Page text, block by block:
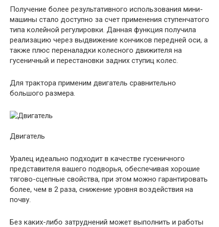
Получение более результативного использования мини-
машины стало доступно за счет применения ступенчатого
типа колейной регулировки. Данная функция получила
реализацию через выдвижение кончиков передней оси, а
также плюс переналадки колесного движителя на
гусеничный и перестановки задних ступиц колес.
Для трактора применим двигатель сравнительно
большого размера.
Двигатель
Уралец идеально подходит в качестве гусеничного
представителя вашего подворья, обеспечивая хорошие
тягово-сцепные свойства, при этом можно гарантировать
более, чем в 2 раза, снижение уровня воздействия на
почву.
Без каких-либо затруднений может выполнить и работы